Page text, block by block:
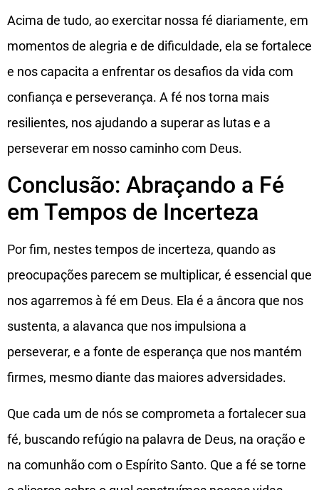
Acima de tudo, ao exercitar nossa fé diariamente, em
momentos de alegria e de dificuldade, ela se fortalece
e nos capacita a enfrentar os desafios da vida com
confiança e perseverança. A fé nos torna mais
resilientes, nos ajudando a superar as lutas e a
perseverar em nosso caminho com Deus.
Conclusão: Abraçando a Fé
em Tempos de Incerteza
Por fim, nestes tempos de incerteza, quando as
preocupações parecem se multiplicar, é essencial que
nos agarremos à fé em Deus. Ela é a âncora que nos
sustenta, a alavanca que nos impulsiona a
perseverar, e a fonte de esperança que nos mantém
firmes, mesmo diante das maiores adversidades.
Que cada um de nós se comprometa a fortalecer sua
fé, buscando refúgio na palavra de Deus, na oração e
na comunhão com o Espírito Santo. Que a fé se torne